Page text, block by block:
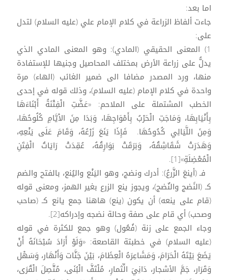
اما بعد:
جاءت ألفاظ الزراعة في كلام الإمام علي (عليه السلام) لتدل
على:
1) المعنى الحقيقي (المادي): وهو المعنى المادي الذي
يدلُّ على زراعة الأرض بمختلف المحاصيل وجنيها للإستفادة
منها، ورد المصدر مضافا الى ضمير الغائب (الهاء) مرة
واحدة في كلام الإمام (عليه السلام)، وذلك قوله في إحدى
الخطب المشتملة على الملاحم: «عَضَّتِ الْفِتْنَةُ أَبْنَاءَهَا
بِأَنْيَابِهَا، وَمَاجَتِ الْحَرْبُ بِأَمْوَاجِهَا، وَبَدَا مِنَ الاْيَّامِ كُلُوحُهَا،
وَمِنَ اللَّيَالِي كُدُوحُهَا. فَإِذَا يَنَعَ زَرْعُهُ، وَقَامَ عَلَى يَنْعِهِ،
وَهَدَرَتْ شَقَاشِقُهُ، وَبَرَقَتْ بَوَارِقُهُ، عُقِدَتْ رَايَاتُ الْفِتَنِ
الْمُعْضِلَةِ»[1].
فـ (أينعَ الزَّرعُ): أدرك ونضج، وهو اليَنْع واليُنع، بالفتح والضم
كـ (النًضج والنٌضج)، ويجوز ينع الزرع بغير الهمز، ومعنى قوله
(قام على ينعه) أن يكون (ينع) هاهنا جمع يانع كـ (صاحب
وصحب) أي قام على صفة وحالة نضجه وإدراكه[2].
وجاء الجمع على زنة (فُعُول) وهو جمع للكثرة في قوله
(عليه السلام) في خطبتة القاصعة: «وَلَوْ أَرَادَ سُبْحَانَهُ أَنْ
يَضَعَ بَيْتَهُ الْحَرَامَ، وَمَشَاعِرَهُ الْعِظَامَ، بَيْنَ جَنَّات وَأَنْهَار، وَسَهْل
وَقَرَار، جَمَّ الأشجار، دَانِيَ الِّثمارِ، مُلْتَفَّ الْبُنَى، مُتَّصِلَ الْقُرَى،